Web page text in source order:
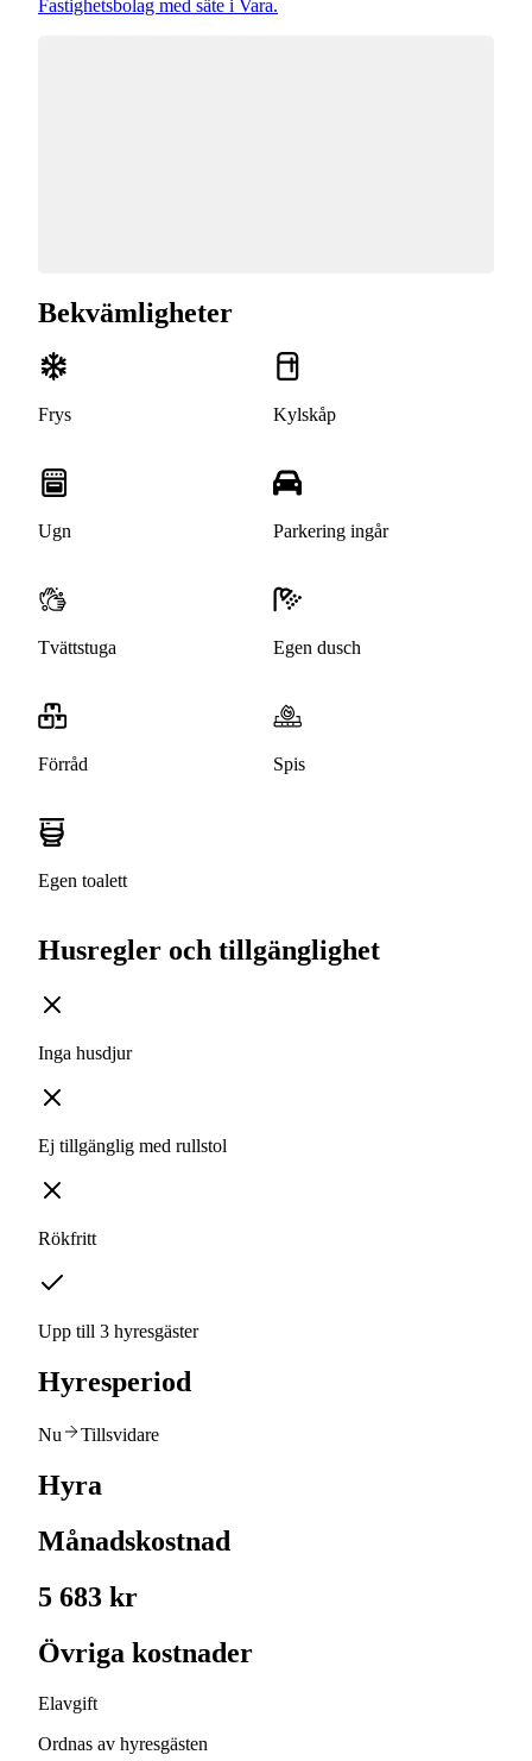
Fastighetsbolag med säte i Vara.
Bekvämligheter
Frys Kylskåp
Ugn Parkering ingår
Tvättstuga Egen dusch
Förråd Spis
Egen toalett
Husregler och tillgänglighet
Inga husdjur
Ej tillgänglig med rullstol
Rökfritt
Upp till 3 hyresgäster
Hyresperiod
Nu Tillsvidare
Hyra
Månadskostnad
5 683 kr
Övriga kostnader
Elavgift
Ordnas av hyresgästen